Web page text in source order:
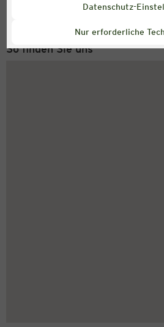
Datenschutz-
Nur erforderliche
+49 (0) 2546 / 98 999 98
So finden Sie uns